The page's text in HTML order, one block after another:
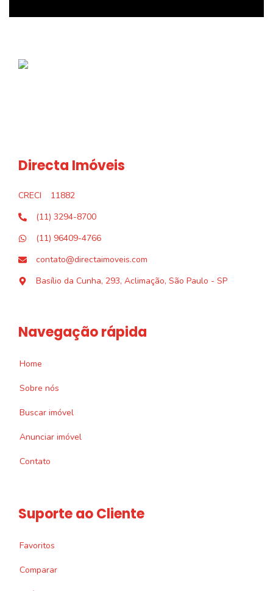
Directa Imóveis
CRECI
11882
(11) 3294-8700
(11) 96409-4766
contato@directaimoveis.com
Basílio da Cunha, 293, Aclimação, São Paulo - SP
Navegação rápida
Home
Sobre nós
Buscar imóvel
Anunciar imóvel
Contato
Suporte ao Cliente
Favoritos
Comparar